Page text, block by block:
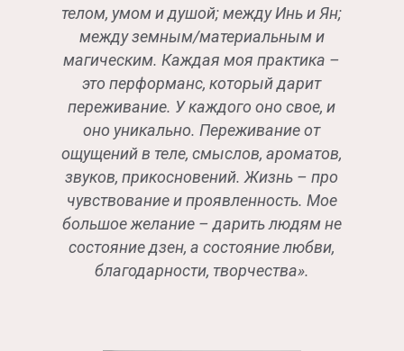
телом, умом и душой; между Инь и Ян;
между земным/материальным и
магическим. Каждая моя практика –
это перформанс, который дарит
переживание. У каждого оно свое, и
оно уникально. Переживание от
ощущений в теле, смыслов, ароматов,
звуков, прикосновений. Жизнь – про
чувствование и проявленность. Мое
большое желание – дарить людям не
состояние дзен, а состояние любви,
благодарности, творчества».